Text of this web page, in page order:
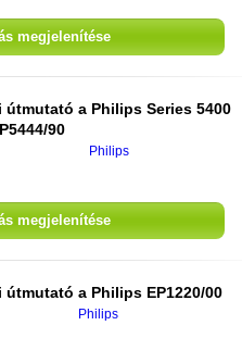
megjelenítése
útmutató a Philips Series 5400
90
Philips
megjelenítése
útmutató a Philips EP1220/00
Philips